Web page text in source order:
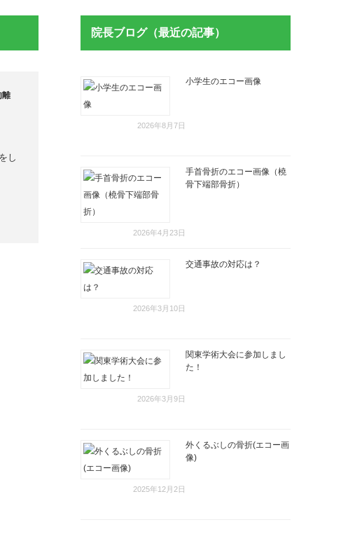
離
し
院長ブログ（最近の記事）
小学生のエコー画像
2026年8月7日
手首骨折のエコー画像（橈
骨下端部骨折）
2026年4月23日
交通事故の対応は？
2026年3月10日
関東学術大会に参加しまし
た！
2026年3月9日
外くるぶしの骨折(エコー画
像)
2025年12月2日